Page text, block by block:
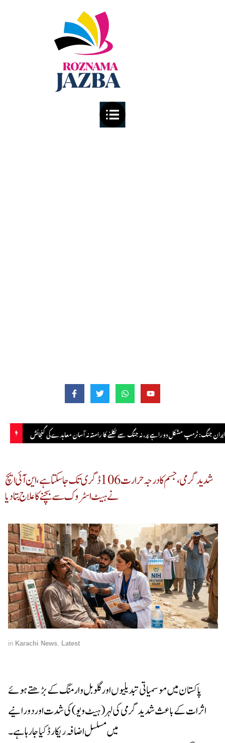
عرب، پاکستان اور ترکیہ کا سربراہی اجلاس آج، مشترکہ دفاعی معاہدے پر دستخط متوقع
شدید گرمی، جسم کا درجہ حرارت 106 ڈگری تک جا سکتا ہے، این آئی ایچ
نے ہیٹ اسٹروک سے بچنے کا علاج بتادیا
in Karachi News, Latest
پاکستان میں موسمیاتی تبدیلیوں اور گلوبل وارمنگ کے بڑھتے ہوئے
اثرات کے باعث شدید گرمی کی لہر (ہیٹ ویو) کی شدت اور دورانیے
میں مسلسل اضافہ ریکارڈ کیا جا رہا ہے۔